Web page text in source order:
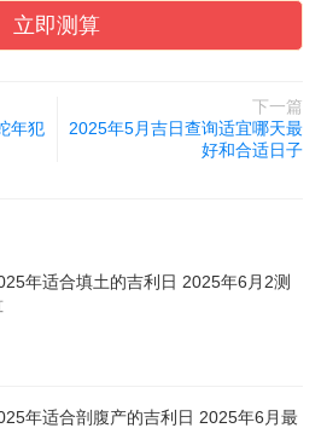
立即测算
年犯
下一篇
2025年5月吉日查询适宜哪天最
好和合适日子
年适合填土的吉利日 2025年6月2测
年适合剖腹产的吉利日 2025年6月最